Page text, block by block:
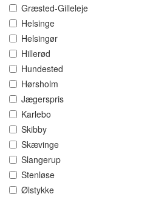
Græsted-Gilleleje
Helsinge
Helsingør
Hillerød
Hundested
Hørsholm
Jægerspris
Karlebo
Skibby
Skævinge
Slangerup
Stenløse
Ølstykke